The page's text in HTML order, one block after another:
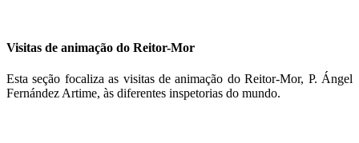
Visitas de animação do Reitor-Mor
Esta seção focaliza as visitas de animação do Reitor-Mor, P. Ángel
Fernández Artime, às diferentes inspetorias do mundo.